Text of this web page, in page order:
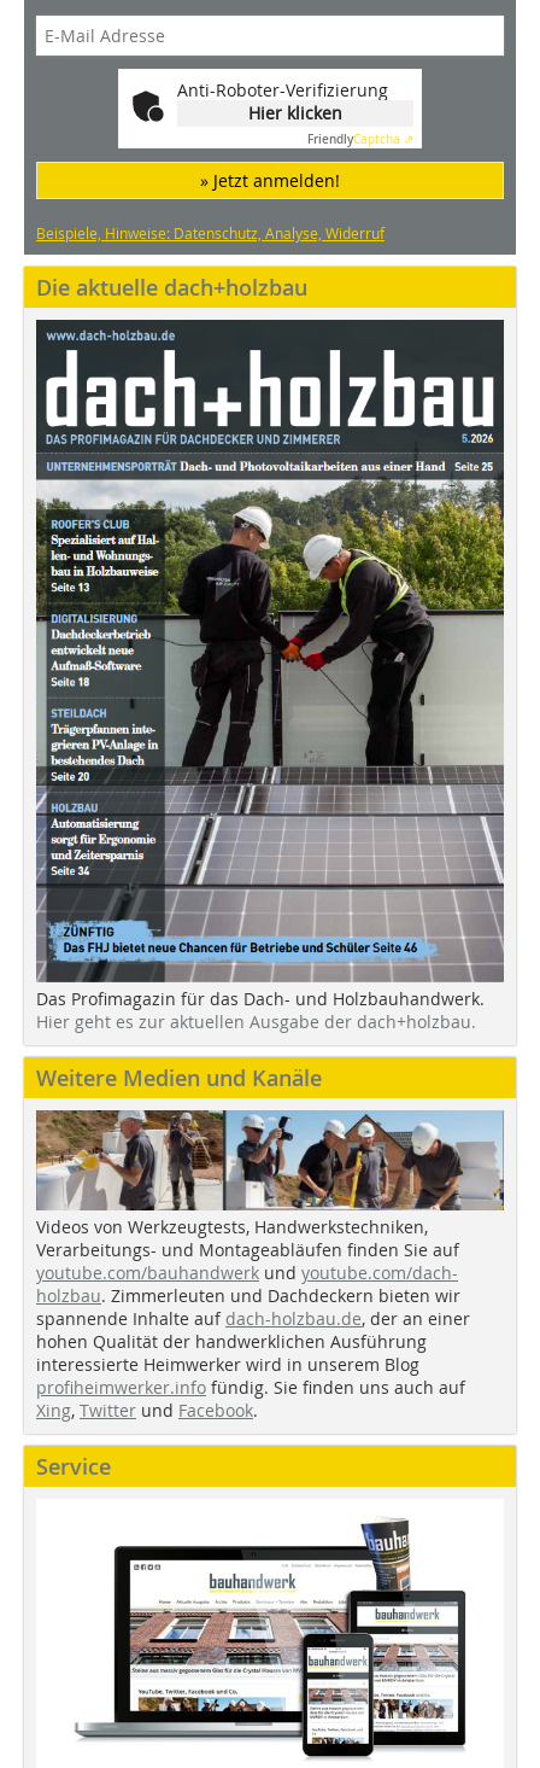
Anti-Roboter-Verifizierung
Hier klicken
FriendlyCaptcha ⇗
» Jetzt anmelden!
Beispiele, Hinweise: Datenschutz, Analyse, Widerruf
Die aktuelle dach+holzbau
Das Profimagazin für das Dach- und Holzbauhandwerk.
Hier geht es zur aktuellen Ausgabe der dach+holzbau.
Weitere Medien und Kanäle
Videos von Werkzeugtests, Handwerkstechniken,
Verarbeitungs- und Montageabläufen finden Sie auf
youtube.com/bauhandwerk und youtube.com/dach-
holzbau. Zimmerleuten und Dachdeckern bieten wir
spannende Inhalte auf dach-holzbau.de, der an einer
hohen Qualität der handwerklichen Ausführung
interessierte Heimwerker wird in unserem Blog
profiheimwerker.info fündig. Sie finden uns auch auf
Xing, Twitter und Facebook.
Service